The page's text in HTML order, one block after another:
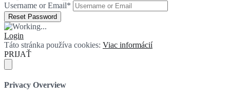
Username or Email*
Login
Táto stránka používa cookies: Viac informácií
PRIJAŤ
Privacy Overview